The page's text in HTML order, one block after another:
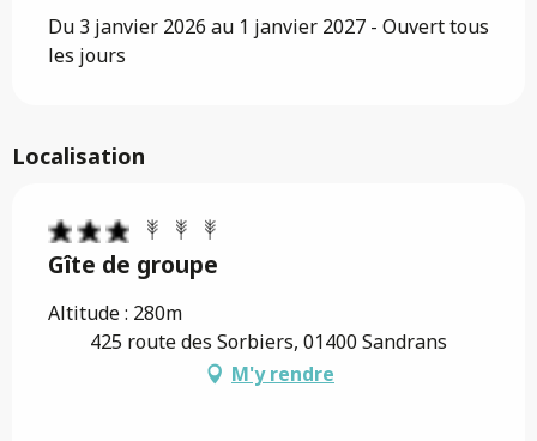
Du 3 janvier 2026 au 1 janvier 2027 - Ouvert tous
les jours
Localisation
Gîte de groupe
Altitude : 280m
425 route des Sorbiers, 01400 Sandrans
M'y rendre